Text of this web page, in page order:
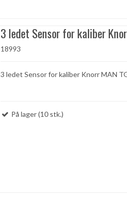
3 ledet Sensor for kaliber
18993
3 ledet Sensor for kaliber Knorr MAN
På lager (10 stk.)